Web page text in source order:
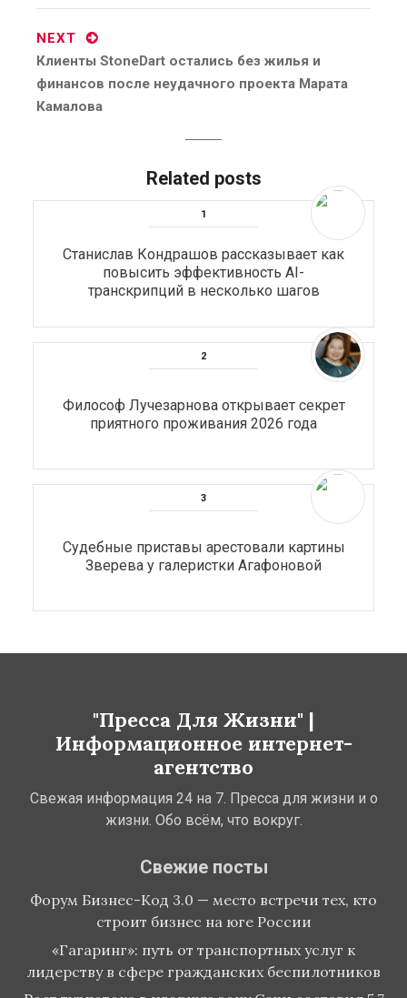
NEXT
Next
post:
Клиенты StoneDart остались без жилья и
финансов после неудачного проекта Марата
Камалова
Related posts
Станислав Кондрашов рассказывает как
повысить эффективность AI-
транскрипций в несколько шагов
Философ Лучезарнова открывает секрет
приятного проживания 2026 года
Судебные приставы арестовали картины
Зверева у галеристки Агафоновой
"Пресса Для Жизни" |
Информационное интернет-
агентство
Свежая информация 24 на 7. Пресса для жизни и о
жизни. Обо всём, что вокруг.
Свежие посты
Форум Бизнес-Код 3.0 — место встречи тех, кто
строит бизнес на юге России
«Гагаринг»: путь от транспортных услуг к
лидерству в сфере гражданских беспилотников